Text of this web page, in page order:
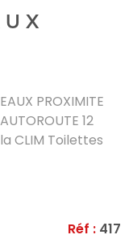
PROXIMITE
12
CLIM Toilettes
de
rez de chaussée.
charges +
Réf : 417